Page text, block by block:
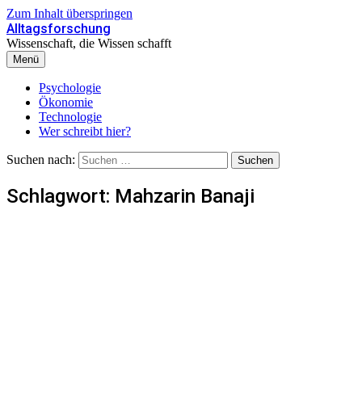
Zum Inhalt überspringen
Alltagsforschung
Wissenschaft, die Wissen schafft
Menü
Psychologie
Ökonomie
Technologie
Wer schreibt hier?
Suchen nach:
Schlagwort: Mahzarin Banaji